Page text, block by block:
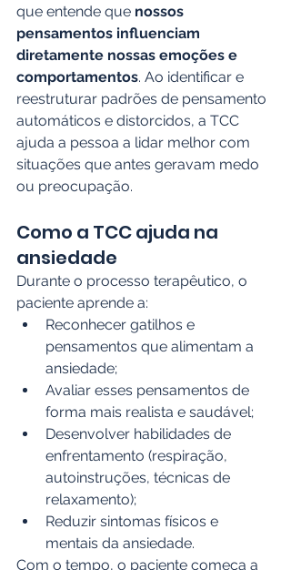
que entende que nossos
pensamentos influenciam
diretamente nossas emoções e
comportamentos. Ao identificar e
reestruturar padrões de pensamento
automáticos e distorcidos, a TCC
ajuda a pessoa a lidar melhor com
situações que antes geravam medo
ou preocupação.
Como a TCC ajuda na
ansiedade
Durante o processo terapêutico, o
paciente aprende a:
Reconhecer gatilhos e
pensamentos que alimentam a
ansiedade;
Avaliar esses pensamentos de
forma mais realista e saudável;
Desenvolver habilidades de
enfrentamento (respiração,
autoinstruções, técnicas de
relaxamento);
Reduzir sintomas físicos e
mentais da ansiedade.
Com o tempo, o paciente começa a